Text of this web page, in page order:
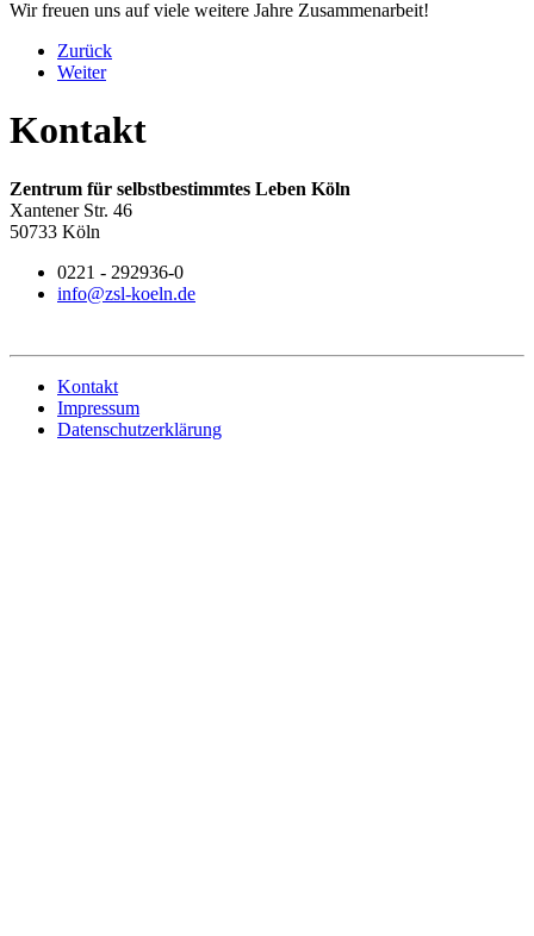
Wir freuen uns auf viele weitere Jahre Zusammenarbeit!
Zurück
Weiter
Kontakt
Zentrum für selbstbestimmtes Leben Köln
Xantener Str. 46
50733 Köln
0221 - 292936-0
info@zsl-koeln.de
Kontakt
Impressum
Datenschutzerklärung